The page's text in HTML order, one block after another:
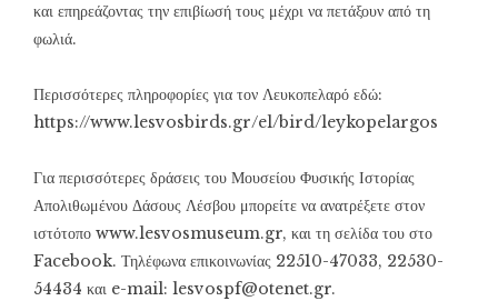
και επηρεάζοντας την επιβίωσή τους μέχρι να πετάξουν από τη
φωλιά.
Περισσότερες πληροφορίες για τον Λευκοπελαρό εδώ:
https://www.lesvosbirds.gr/el/bird/leykopelargos
Για περισσότερες δράσεις του Μουσείου Φυσικής Ιστορίας
Απολιθωμένου Δάσους Λέσβου μπορείτε να ανατρέξετε στον
ιστότοπο www.lesvosmuseum.gr, και τη σελίδα του στο
Facebook. Τηλέφωνα επικοινωνίας 22510-47033, 22530-
54434 και e-mail: lesvospf@otenet.gr.